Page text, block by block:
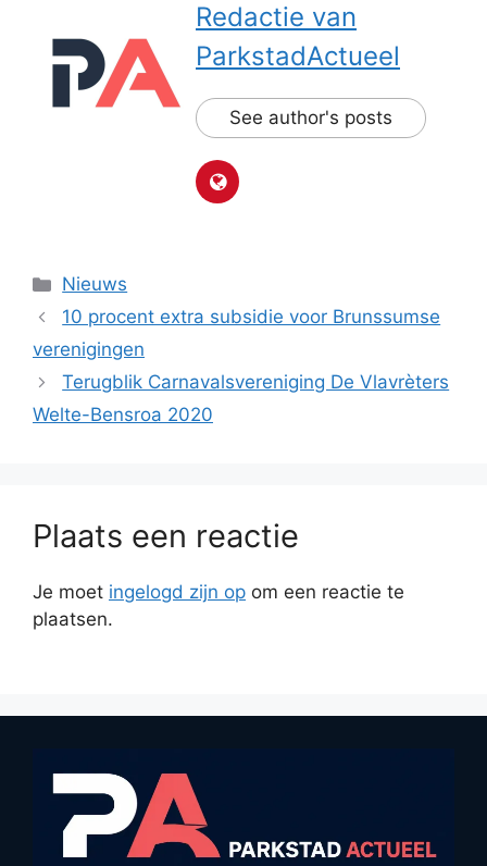
Redactie van
ParkstadActueel
See author's posts
Categorieën
Nieuws
10 procent extra subsidie voor Brunssumse
verenigingen
Terugblik Carnavalsvereniging De Vlavrèters
Welte-Bensroa 2020
Plaats een reactie
Je moet ingelogd zijn op om een reactie te
plaatsen.